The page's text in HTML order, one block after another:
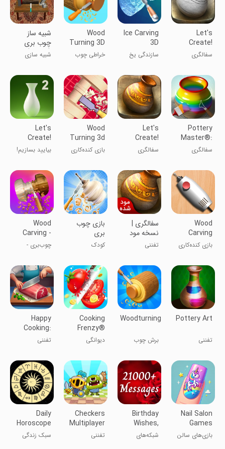
Let's
Create!
Pottery Lite
سفالگری
Ice Carving
3D
سازندگی یخ
Wood
Turning 3D
- Carving
Game
خراطی چوب
کنده‌کاری
شبیه ساز
چوب بری
(خراطی)
شبیه سازی
Pottery
Master®:
Ceramic Art
سفالگری
Let's
Create!
Pottery
سفالگری
Wood
Turning 3d
Carving
Game
بازی کنده‌کاری
Let's
Create!
Pottery 2
بیایید بسازیم!
Wood
Carving
Game
بازی کنده‌کاری
سفالگری |
نسخه مود
شده
تفننی
بازی چوب
بری
کودک
Wood
Carving -
Wood
Games
چوب‌بری -
Pottery Art
تفننی
Woodturning
برش چوب
Cooking
Frenzy®️
دیوانگی
Happy
Cooking:
Restaurant
تفننی
Nail Salon
Games
Acrylic Nails
بازی‌های سالن
Birthday
Wishes,
Love
Messages
شبکه‌های
Checkers
Multiplayer
Game
تفننی
Daily
Horoscope
- Zodiac
Signs
سبک زندگی